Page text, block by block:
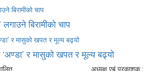
बिरामीको चाप
र मासुको खपत र मूल्य बढ्यो
अध्यक्ष एबं प्रकाशक